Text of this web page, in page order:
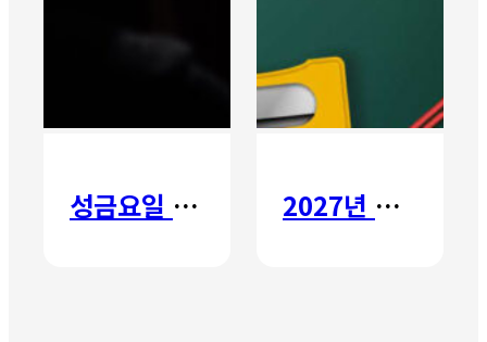
성금요일 칸타타 2027년 갈보리 어학원 유치부 신입생 모집